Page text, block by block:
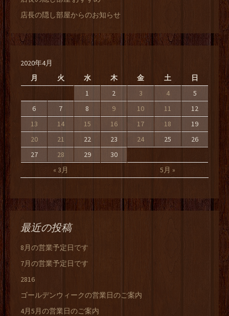
店長の隠し部屋からのお知らせ
2020年4月
月
火 水 木 金 土 日
« 3月 5月 »
1 2 3 4
5
6
7 8 9 10 11
12
13
14 15 16 17 18
19
20
21 22 23 24 25
26
27
28 29 30
最近の投稿
8月の営業予定日です
7月の営業予定日です
2816
ゴールデンウィークの営業日のご案内
4月5月の営業日のご案内